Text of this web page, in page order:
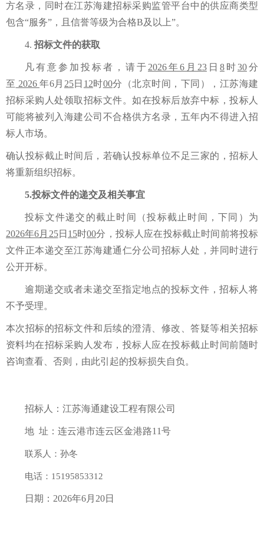
方名录，同时在江苏海建招标采购监管平台中的供应商类型
包含“服务”，且信誉等级为合格B及以上”。
4. 招标文件的获取
凡有意参加投标者， 请于 2026年6月23 日 8 时30分
至 2026年6月 25日 12时00分（北京时间，下同）
，江苏海建
招标采购人处领取招标文件。如在投标后放弃中标，投标人
可能将被列入海建公司不合格供方名录，五年内不得进入招
标人市场。
确认投标截止时间后，若确认投标单位不足三家的，招标人
将重新组织招标。
5.投标文件的递交及相关事宜
投标文件递交的截止时间（投标截止时间，下同） 为
2026年6月25日 15时00分，投标人应在投标截止时间前将投标
文件正本递交至江苏海建通仁分公司招标人处，并同时进行
公开开标。
逾期递交或者未递交至指定地点的投标文件，招标人将
不予受理。
本次招标的招标文件和后续的澄清、修改、答疑等相关招标
资料均在招标采购人发布，投标人应在投标截止时间前随时
咨询查看、否则，由此引起的投标损失自负。
招标人：江苏海通建设工程有限公司
地 址：连云港市连云区金港路11号
联系人：孙冬
电话：15195853312
日期：2026年6月20日